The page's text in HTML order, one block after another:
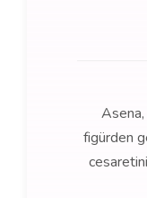
figürden